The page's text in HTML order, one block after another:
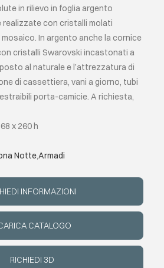
SU MISURA
ABOUT
EVENTI
in rilievo in foglia argento
con cristalli molati
In argento anche la cornice
cristalli Swarovski incastonati a
al naturale e l’attrezzatura di
di cassettiera, vani a giorno, tubi
porta-camicie. A richiesta,
x 260 h
Notte,Armadi
INFORMAZIONI
CATALOGO
RICHIEDI 3D